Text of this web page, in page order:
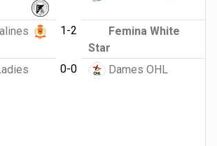
1-2
Femina White
Star
0-0 Dames OHL